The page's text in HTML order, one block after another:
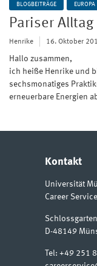
BLOGBEITRÄGE EUROPA
Pariser Alltag
Henrike 16. Oktober
Hallo zusammen,
ich heiße Henrike und
sechsmonatiges
erneuerbare Energien
Kontakt
Universität
Career Service
D-48149
Tel: +49 251